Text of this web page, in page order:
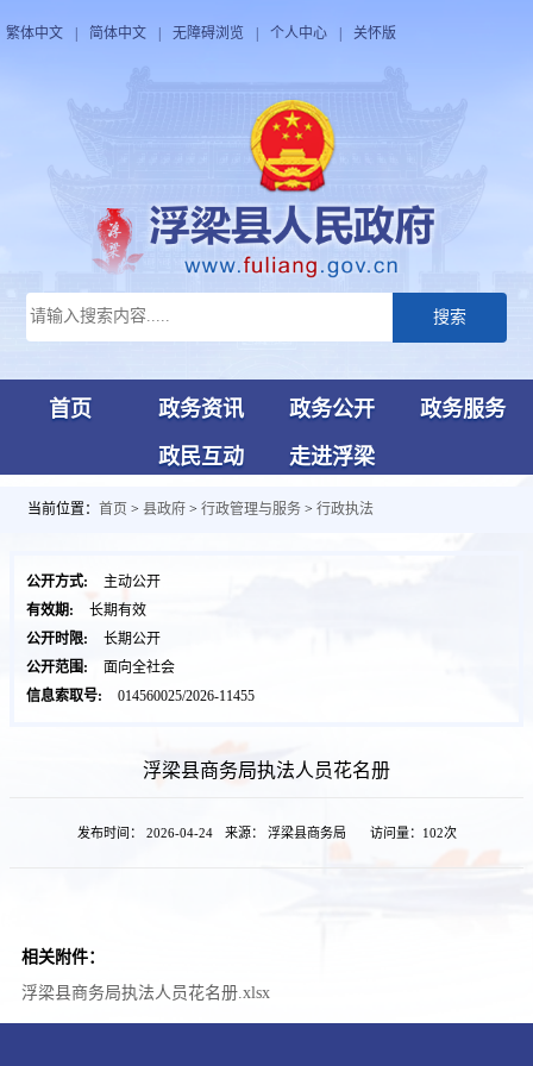
繁体中文 简体中文 无障碍浏览 个人中心 关怀版
搜索
首页 政务资讯 政务公开
政务服务
政民互动
走进浮梁
当前位置： 首页 > 县政府 > 行政管理与服务 > 行政执法
公开方式:
主动公开
有效期:
长期有效
公开时限:
长期公开
公开范围:
面向全社会
信息索取号:
014560025/2026-11455
浮梁县商务局执法人员花名册
发布时间： 2026-04-24 来源： 浮梁县商务局 访问量： 102次
相关附件：
浮梁县商务局执法人员花名册.xlsx